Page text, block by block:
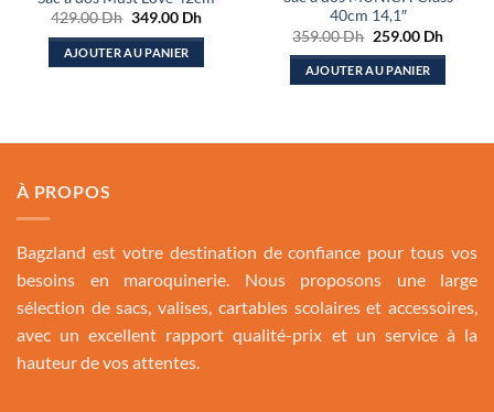
429.00Dh Le
initial
était :
349.00 DhLe
actuel
AJOUTER AU PANIER
40cm 14,1″
359.00Dh Le
initial
était :
259.00 DhLe
actuel
AJOUTER AU PANIER
À PROPOS
Bagzland est votre destination de confiance pour tous vos
besoins en maroquinerie. Nous proposons une large
sélection de sacs, valises, cartables scolaires et accessoires,
avec un excellent rapport qualité-prix et un service à la
hauteur de vos attentes.